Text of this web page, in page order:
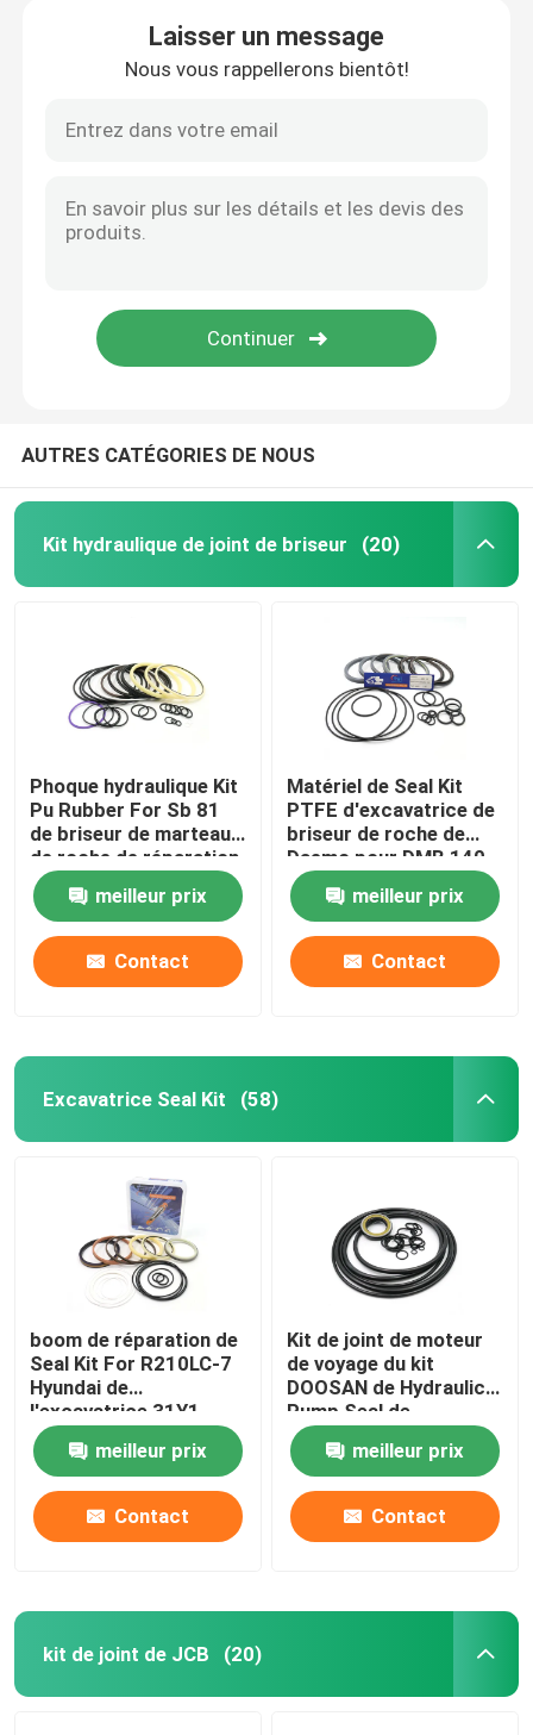
Maison
Vidéos
Laisser un message
Nous vous rappellerons bientôt!
AUTRES CATÉGORIES DE NOUS
Kit hydraulique de joint de briseur (20)
Phoque hydraulique Kit
Pu Rubber For Sb 81
de briseur de marteau
de roche de réparation
meilleur prix
Contact
Matériel de Seal Kit
PTFE d'excavatrice de
briseur de roche de
Daemo pour DMB 140
meilleur prix
Contact
Excavatrice Seal Kit (58)
boom de réparation de
Seal Kit For R210LC-7
Hyundai de
l'excavatrice 31Y1-
15880
meilleur prix
Contact
Kit de joint de moteur
de voyage du kit
DOOSAN de Hydraulic
Pump Seal de
l'excavatrice DX225
meilleur prix
Contact
kit de joint de JCB (20)